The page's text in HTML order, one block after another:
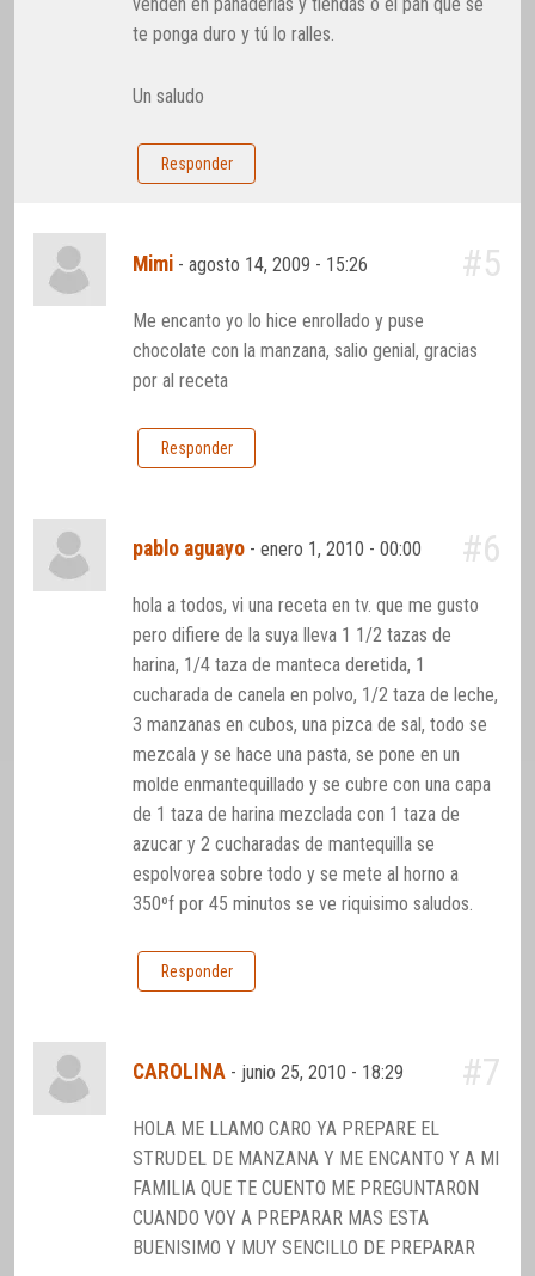
te ponga duro y tú lo ralles.
Un saludo
Responder
Mimi -agosto 14, 2009 - 15:26 #5
Me encanto yo lo hice enrollado y puse
chocolate con la manzana, salio genial, gracias
por al receta
Responder
pablo aguayo -enero 1, 2010 - 00:00 #6
hola a todos, vi una receta en tv. que me gusto
pero difiere de la suya lleva 1 1/2 tazas de
harina, 1/4 taza de manteca deretida, 1
cucharada de canela en polvo, 1/2 taza de leche,
3 manzanas en cubos, una pizca de sal, todo se
mezcala y se hace una pasta, se pone en un
molde enmantequillado y se cubre con una capa
de 1 taza de harina mezclada con 1 taza de
azucar y 2 cucharadas de mantequilla se
espolvorea sobre todo y se mete al horno a
350ºf por 45 minutos se ve riquisimo saludos.
Responder
CAROLINA - junio 25, 2010 - 18:29 #7
HOLA ME LLAMO CARO YA PREPARE EL
STRUDEL DE MANZANA Y ME ENCANTO Y A MI
FAMILIA QUE TE CUENTO ME PREGUNTARON
CUANDO VOY A PREPARAR MAS ESTA
BUENISIMO Y MUY SENCILLO DE PREPARAR